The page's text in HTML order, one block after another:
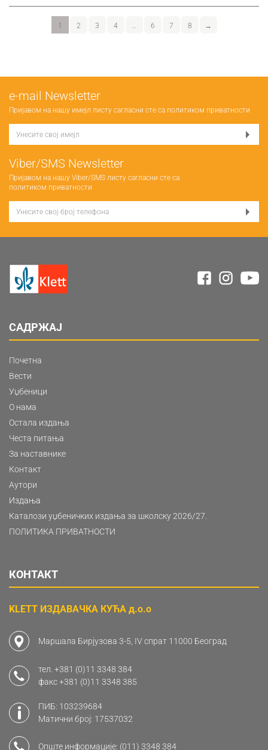
1 2 3 4 6 7 8 →
е-mail Newsletter
Пријавом на нашу имејл листу сагласни сте са политиком приватности
Viber/SMS Newsletter
Пријавом на нашу Viber/SMS листу сагласни сте са
политиком приватности
САДРЖАЈ
Почетна
Вести
Уџбеници
О нама
Остала издања
Честа питања
За наставнике
Контакт
Аутори
Издања
Каталози уџбеничких издања за школску 2026/27.
ПОЛИТИКА ПРИВАТНОСТИ
КОНТАКТ
KLETT ИЗДАВАЧКА КУЋА д.о.о
Маршала Бирјузова 3-5, IV спрат 11000 Београд
тел. +381 (0)11 3348 384
факс+381 (0)11 3348 385
ПИБ: 103239684
Матични број: 17537032
Опште информације: (011) 3348 384